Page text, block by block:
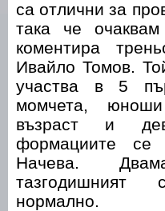
са отлични за
така че
коментира
Ивайло Томов.
участва в 5
момчета,
възраст и
формациите
Начева.
нормално.